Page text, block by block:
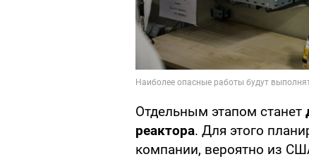
Отдельным этапом станет
реактора. Для этого
компании, вероятно из